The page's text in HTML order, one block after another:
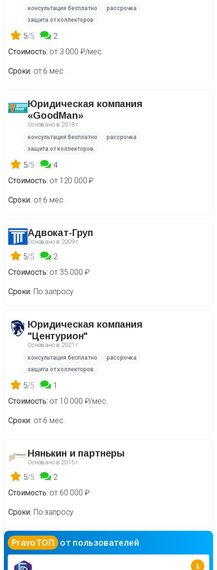
консультация бесплатно
рассрочка
защита от коллекторов
5/5
2
Стоимость от 3 000 ₽/мес.
Сроки от 6 мес.
Юридическая компания
«GoodMan»
Основано в 2018 г.
консультация бесплатно
рассрочка
защита от коллекторов
5/5
4
Стоимость от 120 000 ₽
Сроки от 6 мес.
Адвокат-Груп
Основано в 2009 г.
5/5
2
Стоимость от 35 000 ₽
Сроки По запросу
Юридическая компания
"Центурион"
Основано в 2021 г.
консультация бесплатно
рассрочка
защита от коллекторов
5/5
1
Стоимость от 10 000 ₽/мес.
Сроки от 6 мес.
Нянькин и партнеры
Основано в 2015 г.
5/5
2
Стоимость от 60 000 ₽
Сроки По запросу
PravoТОП от пользователей
1